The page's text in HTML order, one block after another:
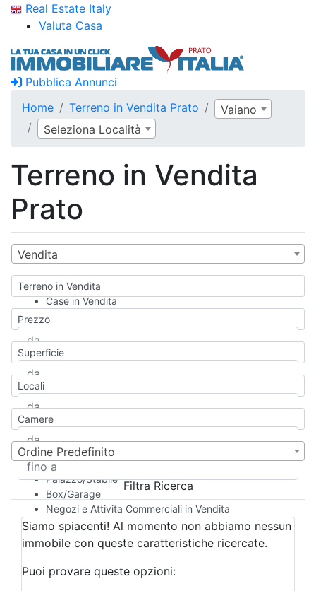
Real Estate Italy
Valuta Casa
Pubblica Annunci
Home
Terreno in Vendita Prato
Vaiano
Seleziona Località
Terreno in Vendita
Prato
Vendita
Terreno in Vendita
Case in Vendita
Qualsiasi
Appartamento
Casa indipendente
Casa Semi-indipendente
Attico/Mansarda
Rustico/Casale
Camera d'Albergo
Multiproprietà
Palazzo/Stabile
Box/Garage
Negozi e Attivita Commerciali in Vendita
Qualsiasi
Attività/Licenza Commerciale
Azienda Agricola
Bar/Ristorante
Prezzo
Superficie
Locali
Camere
Ordine Predefinito
Filtra Ricerca
Siamo spiacenti! Al momento non abbiamo nessun
immobile con queste caratteristiche ricercate.
Puoi provare queste opzioni: